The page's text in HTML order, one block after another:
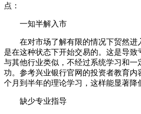
点：
一知半解入市
在对市场了解有限的情况下贸然进
是在这种状态下开始交易的。这是导致
与其他行业类似，不经过系统学习和一
功。参考兴业银行官网的投资者教育内
个月到半年的理论学习，这样能显著降
缺少专业指导